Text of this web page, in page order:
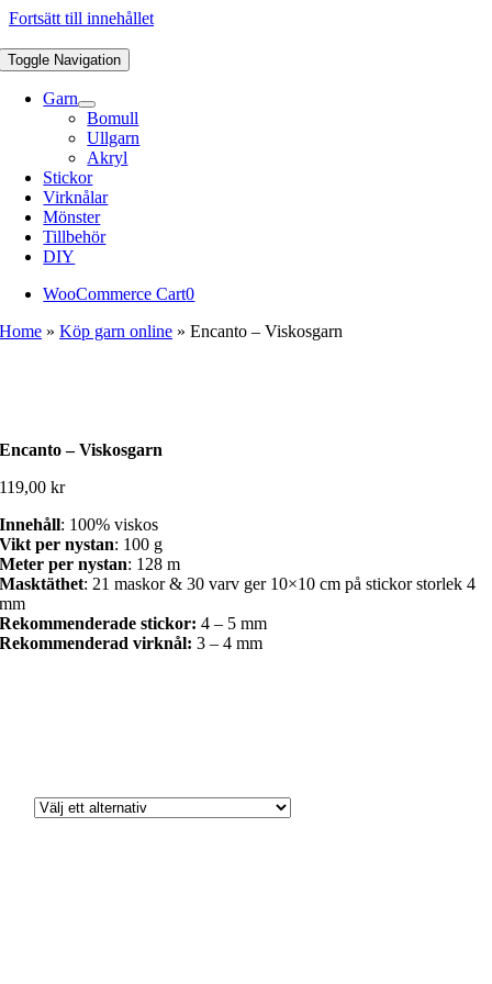
Fortsätt till innehållet
Toggle Navigation
Garn
Bomull
Ullgarn
Akryl
Stickor
Virknålar
Mönster
Tillbehör
DIY
WooCommerce Cart0
Home »Köp garn online »Encanto – Viskosgarn
Encanto – Viskosgarn
119,00kr
Innehåll: 100% viskos
Vikt per nystan: 100 g
Meter per nystan: 128 m
Masktäthet: 21 maskor & 30 varv ger 10×10 cm på stickor storlek 4
mm
Rekommenderade stickor:4 – 5 mm
Rekommenderad virknål:3 – 4 mm